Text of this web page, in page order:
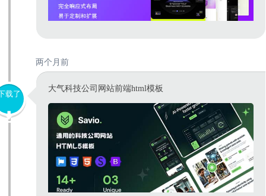
两个月前
载了
大气科技公司网站前端html模板